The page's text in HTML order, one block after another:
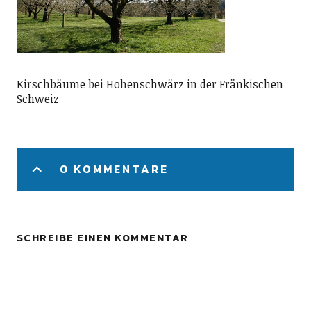
Kirschbäume bei Hohenschwärz in der Fränkischen
Schweiz
0 KOMMENTARE
SCHREIBE EINEN KOMMENTAR